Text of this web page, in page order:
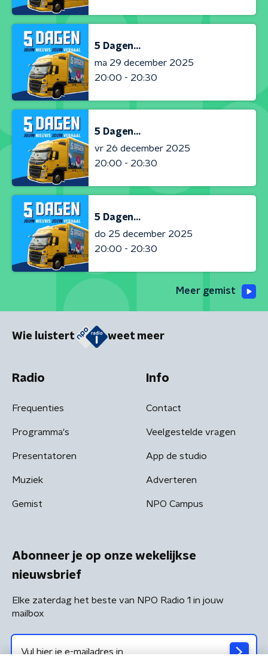
5 Dagen...
ma 29 december 2025
20:00 - 20:30
5 Dagen...
vr 26 december 2025
20:00 - 20:30
5 Dagen...
do 25 december 2025
20:00 - 20:30
Meer gemist
Wie luistert weet meer
Radio
Frequenties
Programma's
Presentatoren
Muziek
Gemist
Info
Contact
Veelgestelde vragen
App de studio
Adverteren
NPO Campus
Abonneer je op onze wekelijkse
nieuwsbrief
Elke zaterdag het beste van NPO Radio 1 in jouw
mailbox